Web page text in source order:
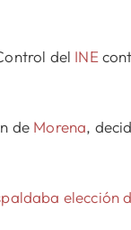
del INE
de Morena,
elección